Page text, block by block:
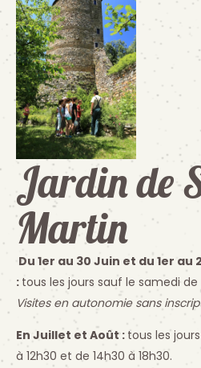
Jardin de
Martin
Du 1er au 30 Juin et du 1er au
: tous les jours sauf le samedi de
Visites en autonomie sans
En Juillet et Août : tous les
à 12h30 et de 14h30 à 18h30.